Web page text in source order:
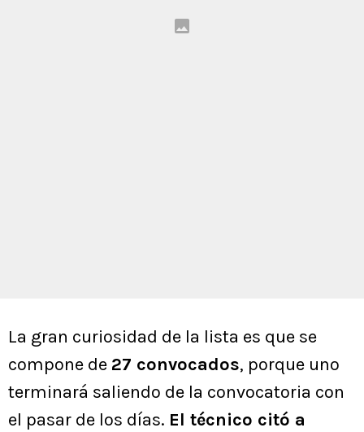
La gran curiosidad de la lista es que se
compone de 27 convocados, porque uno
terminará saliendo de la convocatoria con
el pasar de los días. El técnico citó a